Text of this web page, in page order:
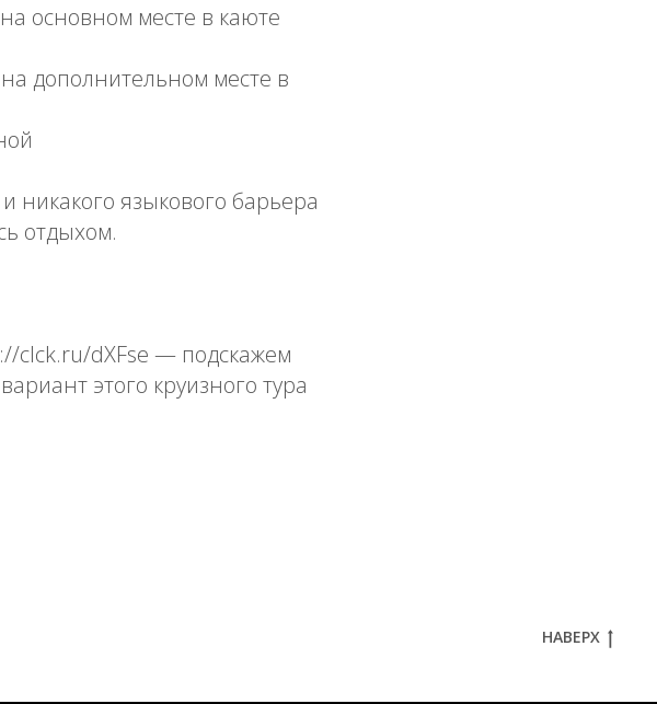
основном месте в каюте
дополнительном месте в
языкового барьера
отдыхом.
clck.ru/dXFse — подскажем
этого круизного тура
НАВЕРХ